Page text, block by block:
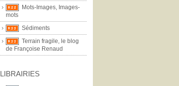
Mots-Images, Images-
mots
Sédiments
Terrain fragile, le blog
de Françoise Renaud
LIBRAIRIES